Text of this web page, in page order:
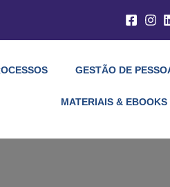
GESTÃO DE
MATERIAIS & EBOOKS